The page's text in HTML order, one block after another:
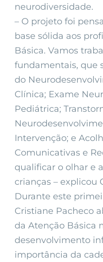
neurodiversidade.
– O projeto foi
base sólida aos
Básica. Vamos
fundamentais, que
do
Clínica; Exame
Pediátrica;
Intervenção; e
Comunicativas e
qualificar o olhar e
crianças – explicou
Durante este
Cristiane Pacheco
da Atenção Básica
desenvolvimento
importância da